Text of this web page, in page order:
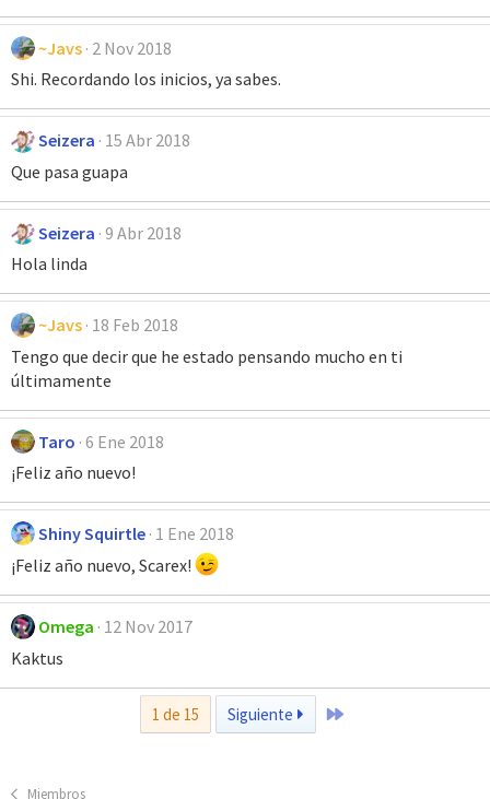
~Javs 2 Nov 2018
Shi. Recordando los inicios, ya sabes.
Seizera 15 Abr 2018
Que pasa guapa
Seizera 9 Abr 2018
Hola linda
~Javs 18 Feb 2018
Tengo que decir que he estado pensando mucho en ti
últimamente
Taro 6 Ene 2018
¡Feliz año nuevo!
Shiny Squirtle 1 Ene 2018
¡Feliz año nuevo, Scarex!
Omega 12 Nov 2017
Kaktus
1 de 15 Siguiente Último
Miembros